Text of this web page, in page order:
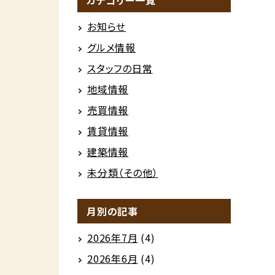
お知らせ
グルメ情報
スタッフの日常
地域情報
売買情報
賃貸情報
建築情報
未分類（その他）
月別の記事
2026年7月 (4)
2026年6月 (4)